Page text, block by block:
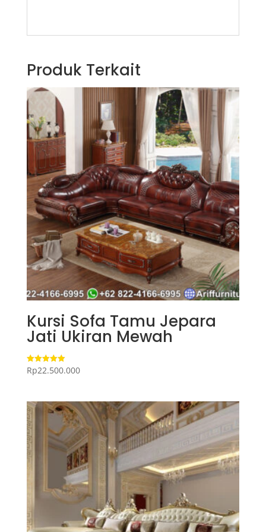
Produk Terkait
Kursi Sofa Tamu Jepara
Jati Ukiran Mewah
Dinilai
5.00
Rp22.500.000